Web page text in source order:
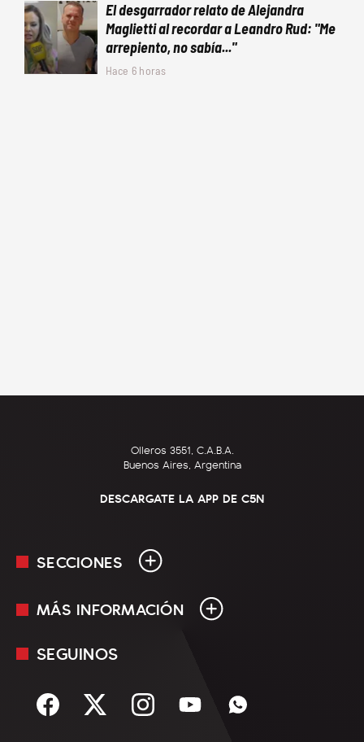
El desgarrador relato de Alejandra
Maglietti al recordar a Leandro Rud: "Me
arrepiento, no sabía..."
Hace 6 horas
Olleros 3551, C.A.B.A.
Buenos Aires, Argentina
DESCARGATE LA APP DE C5N
SECCIONES
En Vivo
Sociedad
MÁS INFORMACIÓN
Mediakit
Términos y condiciones
SEGUINOS